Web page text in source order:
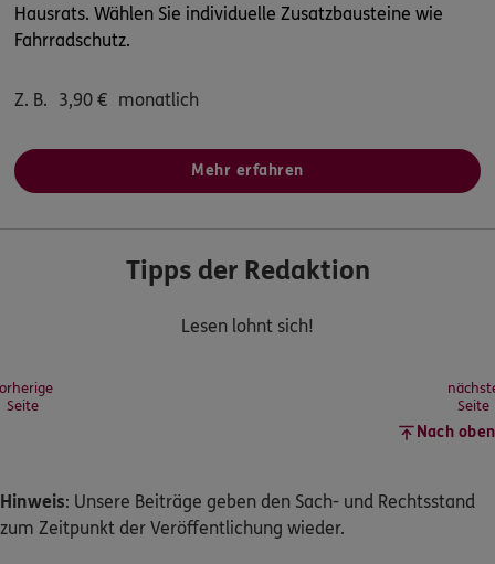
Hausrats. Wählen Sie individuelle Zusatzbausteine wie
Fahrradschutz.
Z. B. 3,90 € monatlich
Mehr erfahren
Tipps der Redaktion
Lesen lohnt sich!
Seite
Seite
Nach oben
Hinweis: Unsere Beiträge geben den Sach- und Rechtsstand
zum Zeitpunkt der Veröffentlichung wieder.